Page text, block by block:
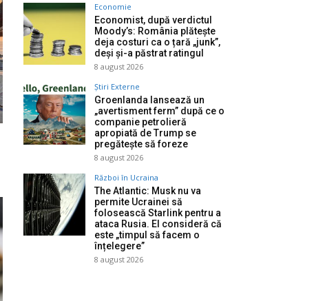
Economie
Economist, după verdictul
Moody’s: România plătește
deja costuri ca o țară „junk”,
deși și-a păstrat ratingul
8 august 2026
Știri Externe
Groenlanda lansează un
„avertisment ferm” după ce o
companie petrolieră
apropiată de Trump se
pregătește să foreze
8 august 2026
Război în Ucraina
The Atlantic: Musk nu va
permite Ucrainei să
folosească Starlink pentru a
ataca Rusia. El consideră că
este „timpul să facem o
înțelegere”
8 august 2026